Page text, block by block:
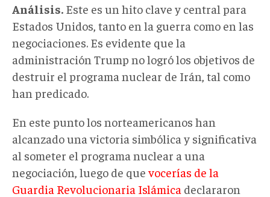
Análisis. Este es un hito clave y central para
Estados Unidos, tanto en la guerra como en las
negociaciones. Es evidente que la
administración Trump no logró los objetivos de
destruir el programa nuclear de Irán, tal como
han predicado.
En este punto los norteamericanos han
alcanzado una victoria simbólica y significativa
al someter el programa nuclear a una
negociación, luego de quevocerías de la
Guardia Revolucionaria Islámica declararon